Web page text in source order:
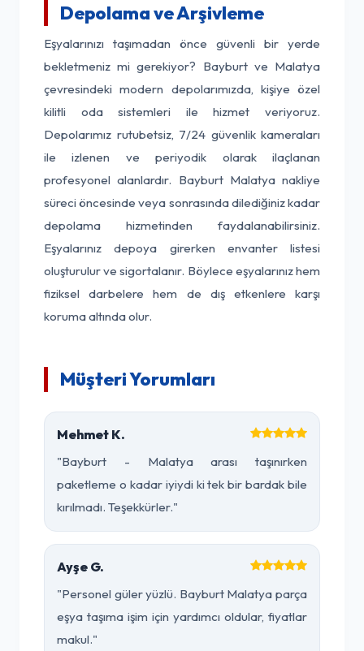
Depolama ve Arşivleme
Eşyalarınızı taşımadan önce güvenli bir yerde
bekletmeniz mi gerekiyor? Bayburt ve Malatya
çevresindeki modern depolarımızda, kişiye özel
kilitli oda sistemleri ile hizmet veriyoruz.
Depolarımız rutubetsiz, 7/24 güvenlik kameraları
ile izlenen ve periyodik olarak ilaçlanan
profesyonel alanlardır. Bayburt Malatya nakliye
süreci öncesinde veya sonrasında dilediğiniz kadar
depolama hizmetinden faydalanabilirsiniz.
Eşyalarınız depoya girerken envanter listesi
oluşturulur ve sigortalanır. Böylece eşyalarınız hem
fiziksel darbelere hem de dış etkenlere karşı
koruma altında olur.
Müşteri Yorumları
Mehmet K.
"Bayburt - Malatya arası taşınırken
paketleme o kadar iyiydi ki tek bir bardak bile
kırılmadı. Teşekkürler."
Ayşe G.
"Personel güler yüzlü. Bayburt Malatya parça
eşya taşıma işim için yardımcı oldular, fiyatlar
makul."